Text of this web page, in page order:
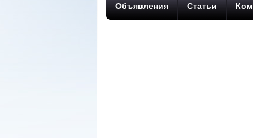
Объявления Статьи